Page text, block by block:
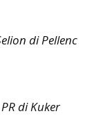
di Pellenc
di Kuker